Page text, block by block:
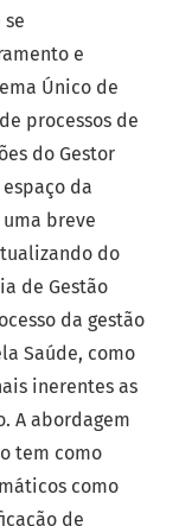
e
Único de
processos de
do Gestor
da
breve
do
de Gestão
da gestão
Saúde, como
inerentes as
A abordagem
tem como
como
de